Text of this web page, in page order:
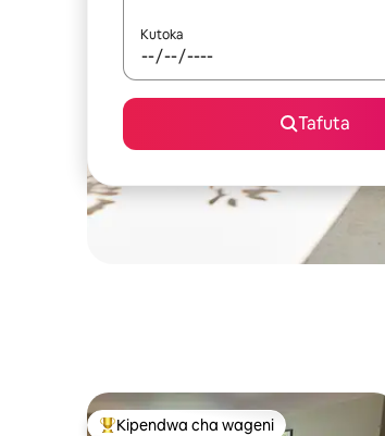
Kutoka
Tafuta
Kipendwa cha wageni